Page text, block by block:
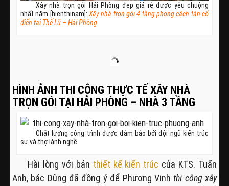
Xây nhà trọn gói Hải Phòng đẹp giá rẻ được yêu chuộng
nhất năm [hienthinam]: Xây nhà trọn gói 4 tầng phong cách tân cổ
điển tại Thế Lữ – Hải Phòng
HÌNH ẢNH THI CÔNG THỰC TẾ XÂY NHÀ
TRỌN GÓI TẠI HẢI PHÒNG – NHÀ 3 TẦNG
Chất lượng công trình được đảm bảo bởi đội ngũ kiến trúc
sư và thợ lành nghề
Hài lòng với bản thiết kế kiến trúc của KTS. Tuấn
Anh, bác Dũng đã đồng ý để Phương Vinh thi công xây